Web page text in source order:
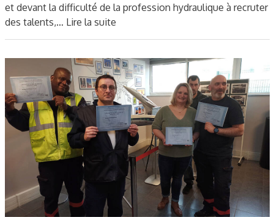
et devant la difficulté de la profession hydraulique à recruter
des talents,… Lire la suite